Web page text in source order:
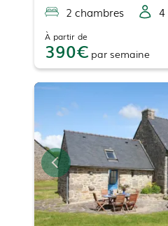
2 chambres 4
À partir de
390 par semaine